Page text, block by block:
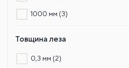
1000 мм (3)
Товщина леза
0,3 мм (2)